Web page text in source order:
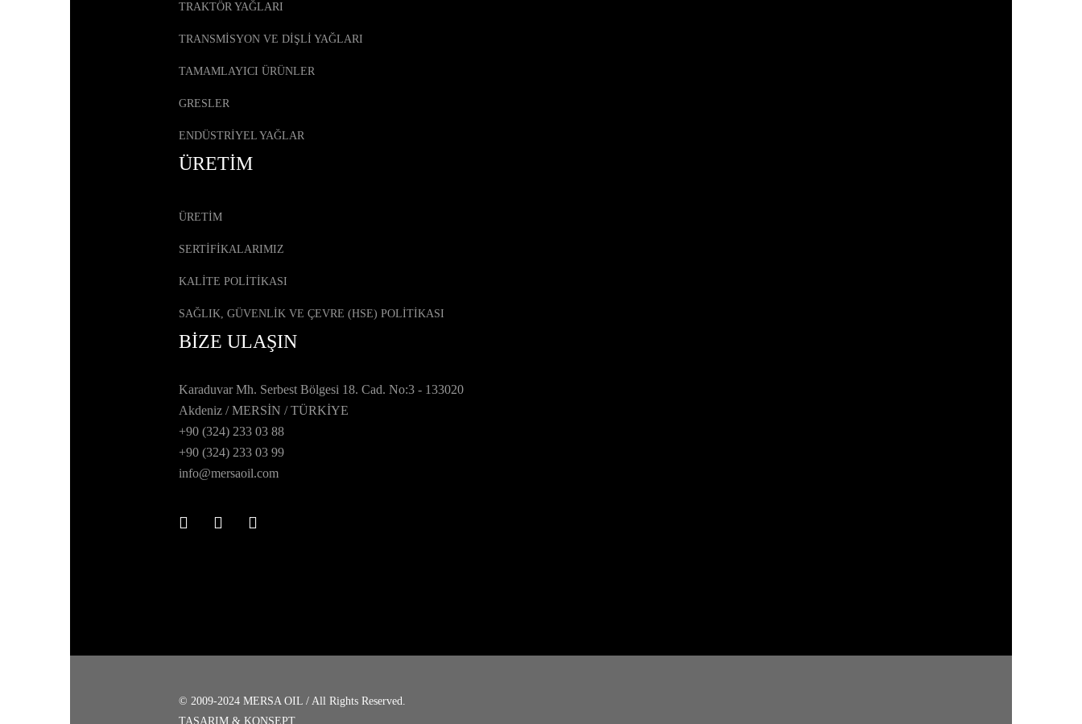
TRAKTÖR YAĞLARI
TRANSMİSYON VE DİŞLİ YAĞLARI
TAMAMLAYICI ÜRÜNLER
GRESLER
ENDÜSTRİYEL YAĞLAR
ÜRETİM
ÜRETİM
SERTİFİKALARIMIZ
KALİTE POLİTİKASI
SAĞLIK, GÜVENLİK VE ÇEVRE (HSE) POLİTİKASI
BİZE ULAŞIN
Karaduvar Mh. Serbest Bölgesi 18. Cad. No:3 - 133020
Akdeniz / MERSİN / TÜRKİYE
+90 (324) 233 03 88
+90 (324) 233 03 99
info@mersaoil.com
© 2009-2024 MERSA OIL / All Rights Reserved.
TASARIM & KONSEPT